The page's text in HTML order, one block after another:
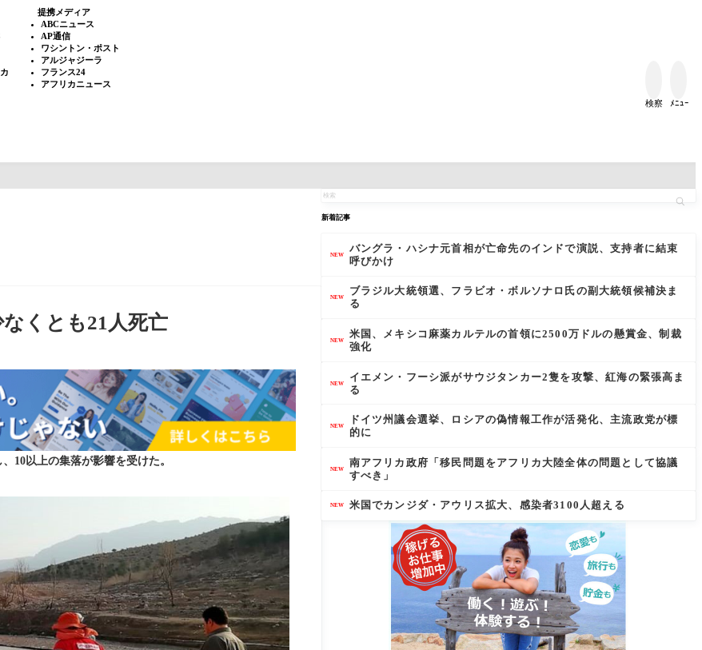
提携メディア
ABCニュース
AP通信
ワシントン・ポスト
アルジャジーラ
フランス24
アフリカニュース
検察 ﾒﾆｭｰ
くとも21人死亡
10以上の集落が影響を受けた。
新着記事
NEW
バングラ・ハシナ元首相が亡命先のインドで演説、支持者に結束
呼びかけ
NEW
ブラジル大統領選、フラビオ・ボルソナロ氏の副大統領候補決ま
る
NEW
米国、メキシコ麻薬カルテルの首領に2500万ドルの懸賞金、制裁
強化
NEW
イエメン・フーシ派がサウジタンカー2隻を攻撃、紅海の緊張高ま
る
NEW
ドイツ州議会選挙、ロシアの偽情報工作が活発化、主流政党が標
的に
NEW
南アフリカ政府「移民問題をアフリカ大陸全体の問題として協議
すべき」
NEW 米国でカンジダ・アウリス拡大、感染者3100人超える